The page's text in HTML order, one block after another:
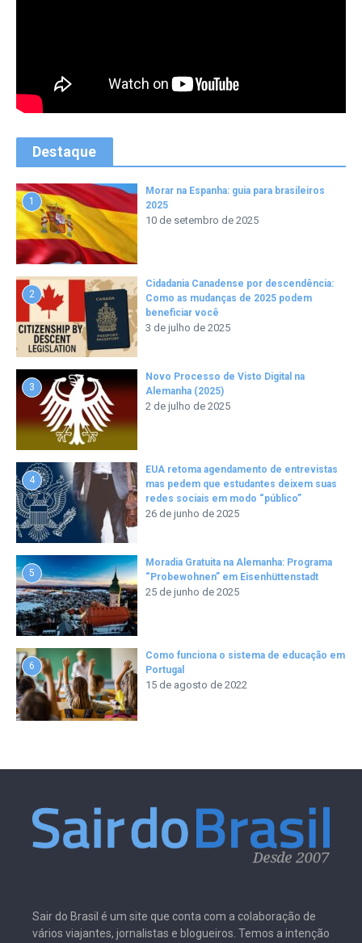
Destaque
1
Morar na Espanha: guia para brasileiros
2025
10 de setembro de 2025
2
Cidadania Canadense por descendência:
Como as mudanças de 2025 podem
beneficiar você
3 de julho de 2025
3
Novo Processo de Visto Digital na
Alemanha (2025)
2 de julho de 2025
4
EUA retoma agendamento de entrevistas
mas pedem que estudantes deixem suas
redes sociais em modo “público”
26 de junho de 2025
5
Moradia Gratuita na Alemanha: Programa
“Probewohnen” em Eisenhüttenstadt
25 de junho de 2025
6
Como funciona o sistema de educação em
Portugal
15 de agosto de 2022
Sair do Brasil é um site que conta com a colaboração de
vários viajantes, jornalistas e blogueiros. Temos a intenção